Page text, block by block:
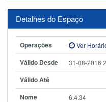
Detalhes do Espaço
Operações Ver
Válido Desde 31-08-2016
Válido Até
Nome
6.4.34